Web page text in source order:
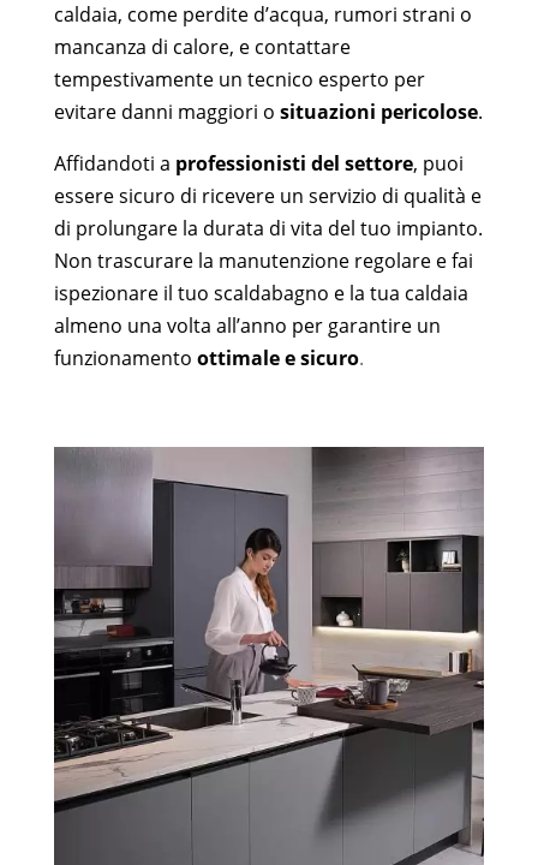
caldaia, come perdite d’acqua, rumori strani o
mancanza di calore, e contattare
tempestivamente un tecnico esperto per
evitare danni maggiori o situazioni pericolose.
Affidandoti a professionisti del settore, puoi
essere sicuro di ricevere un servizio di qualità e
di prolungare la durata di vita del tuo impianto.
Non trascurare la manutenzione regolare e fai
ispezionare il tuo scaldabagno e la tua caldaia
almeno una volta all’anno per garantire un
funzionamento ottimale e sicuro.